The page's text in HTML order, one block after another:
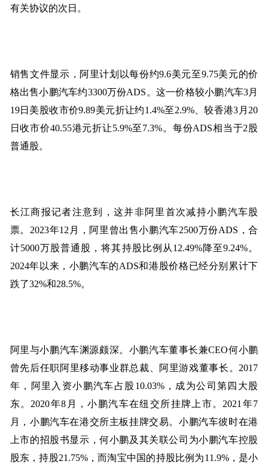
有关协议的次日。
销售文件显示，阿里计划以每份约9.6美元至9.75美元的价
格出售小鹏汽车约3300万份ADS。这一价格较小鹏汽车3月
19日美股收市价9.89美元折让约1.4%至2.9%、较香港3月20
日收市价40.55港元折让5.9%至7.3%。每份ADS相当于2股
普通股。
长江商报记者注意到，这并非阿里首次减持小鹏汽车股
票。2023年12月，阿里曾出售小鹏汽车2500万份ADS，合
计5000万股普通股，将其持股比例从12.49%降至9.24%。
2024年以来，小鹏汽车的ADS和港股价格已经分别累计下
跌了32%和28.5%。
阿里与小鹏汽车渊源颇深。小鹏汽车董事长兼CEO何小鹏
曾先后任职阿里移动事业群总裁、阿里游戏董事长。2017
年，阿里入资小鹏汽车占股10.03%，成为公司第四大股
东。2020年8月，小鹏汽车在纽交所挂牌上市。2021年7
月，小鹏汽车在港交所主板挂牌交易。小鹏汽车彼时在港
上市的招股书显示，何小鹏及其关联公司为小鹏汽车控股
股东，持股21.75%，而淘宝中国的持股比例为11.9%，是小